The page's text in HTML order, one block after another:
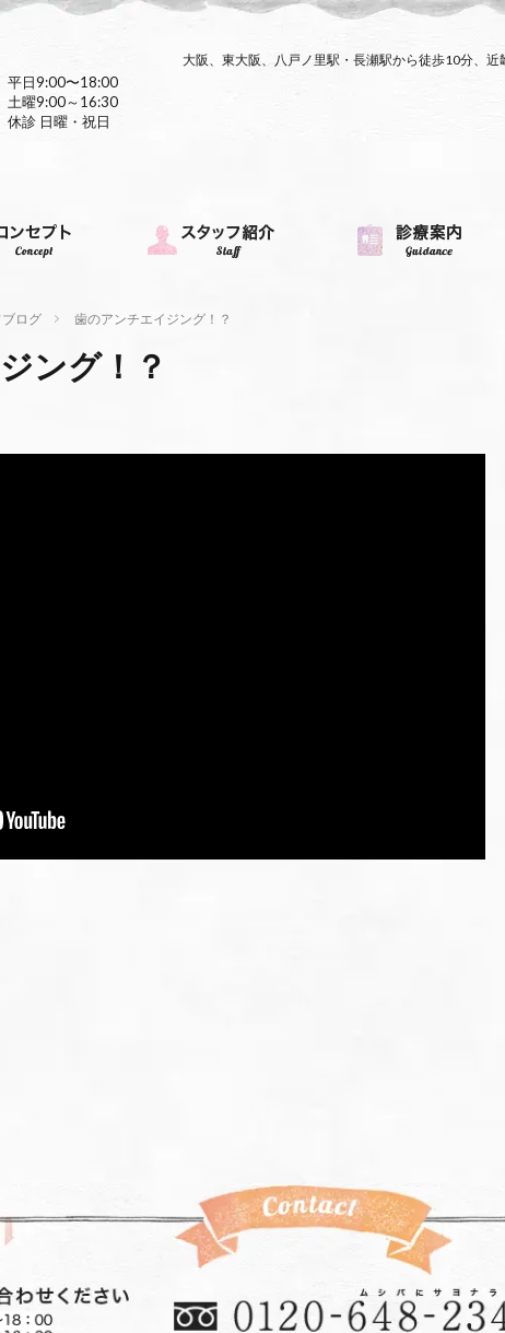
大阪、東大阪、八戸ノ里駅・長瀬駅から徒歩10分、
平日9:00〜18:00
土曜9:00～16:30
休診 日曜・祝日
ログ 歯のアンチエイジング！？
ング！？